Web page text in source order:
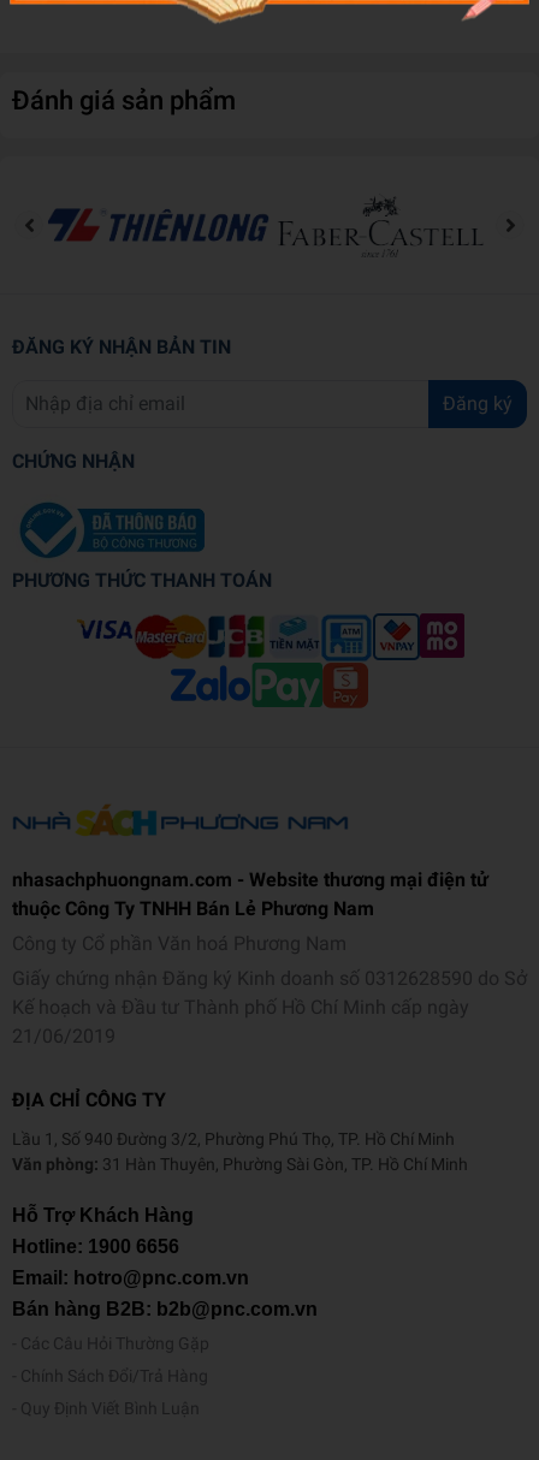
Đánh giá sản phẩm
ĐĂNG KÝ NHẬN BẢN TIN
Đăng ký
CHỨNG NHẬN
PHƯƠNG THỨC THANH TOÁN
nhasachphuongnam.com - Website thương mại điện tử
thuộc Công Ty TNHH Bán Lẻ Phương Nam
Công ty Cổ phần Văn hoá Phương Nam
Giấy chứng nhận Đăng ký Kinh doanh số 0312628590 do Sở
Kế hoạch và Đầu tư Thành phố Hồ Chí Minh cấp ngày
21/06/2019
ĐỊA CHỈ CÔNG TY
Lầu 1, Số 940 Đường 3/2, Phường Phú Thọ, TP. Hồ Chí Minh
Văn phòng: 31 Hàn Thuyên, Phường Sài Gòn, TP. Hồ Chí Minh
Hỗ Trợ Khách Hàng
Hotline: 1900 6656
Email: hotro@pnc.com.vn
Bán hàng B2B: b2b@pnc.com.vn
Các Câu Hỏi Thường Gặp
Chính Sách Đổi/Trả Hàng
Quy Định Viết Bình Luận